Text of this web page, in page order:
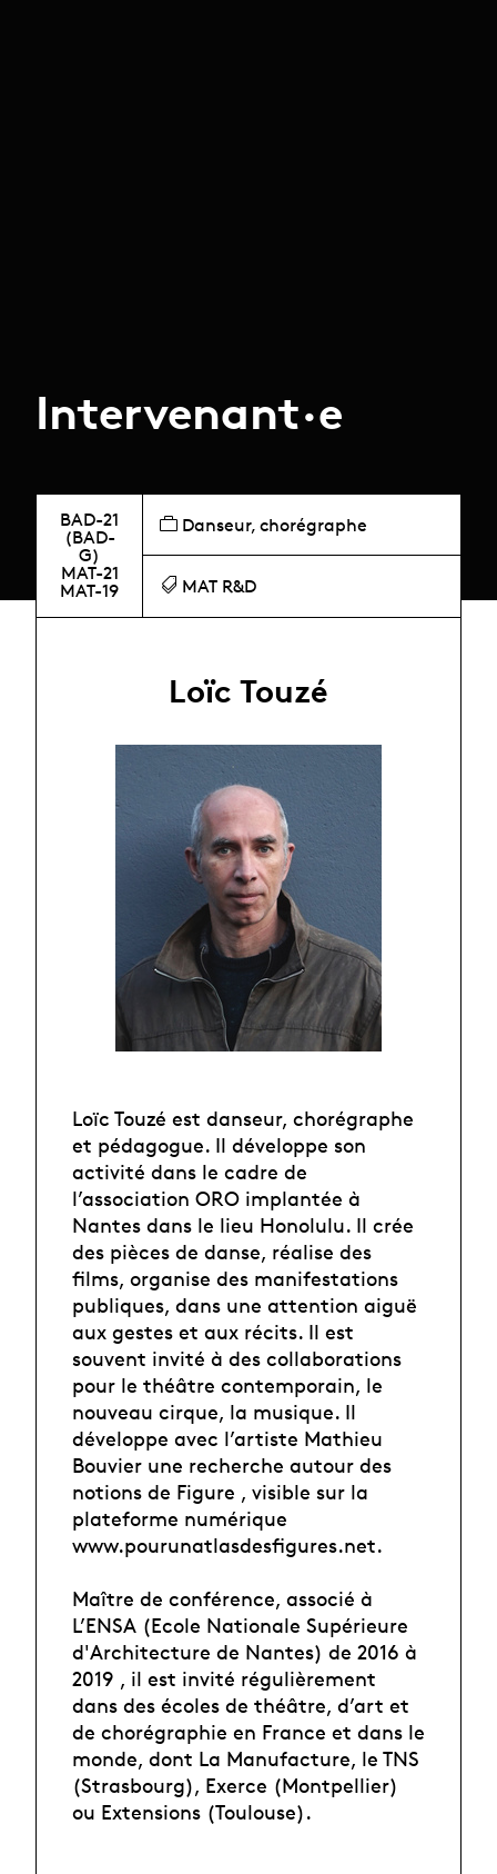
Intervenant·e
BAD-21
(BAD-
G)
MAT-21
MAT-19
Danseur, chorégraphe
MAT R&D
Loïc Touzé
Loïc Touzé est danseur, chorégraphe
et pédagogue. Il développe son
activité dans le cadre de
l’association ORO implantée à
Nantes dans le lieu Honolulu. Il crée
des pièces de danse, réalise des
films, organise des manifestations
publiques, dans une attention aiguë
aux gestes et aux récits. Il est
souvent invité à des collaborations
pour le théâtre contemporain, le
nouveau cirque, la musique. Il
développe avec l’artiste Mathieu
Bouvier une recherche autour des
notions de Figure , visible sur la
plateforme numérique
www.pourunatlasdesfigures.net.
Maître de conférence, associé à
L’ENSA (Ecole Nationale Supérieure
d'Architecture de Nantes) de 2016 à
2019 , il est invité régulièrement
dans des écoles de théâtre, d’art et
de chorégraphie en France et dans le
monde, dont La Manufacture, le TNS
(Strasbourg), Exerce (Montpellier)
ou Extensions (Toulouse).